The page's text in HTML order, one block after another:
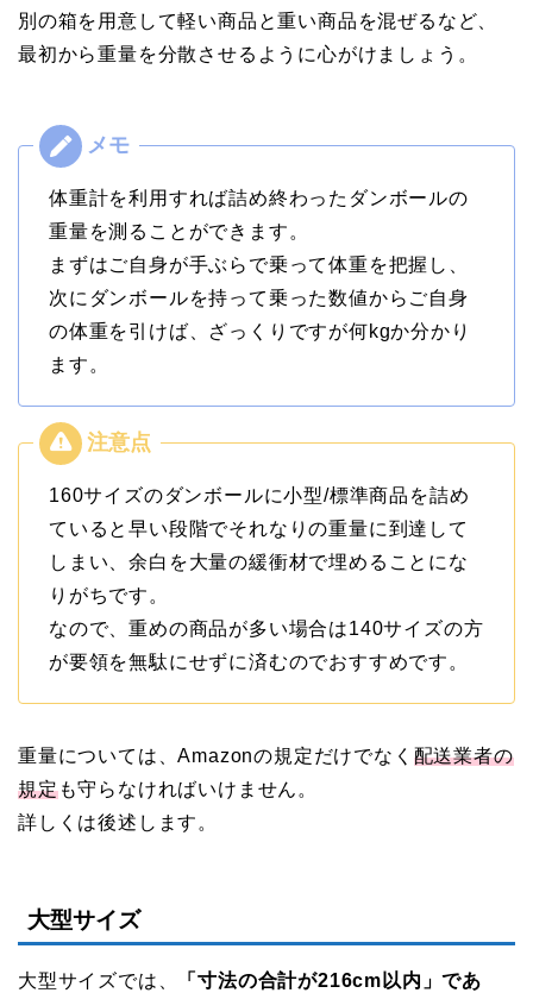
別の箱を用意して軽い商品と重い商品を混ぜるなど、
最初から重量を分散させるように心がけましょう。
体重計を利用すれば詰め終わったダンボールの
重量を測ることができます。
まずはご自身が手ぶらで乗って体重を把握し、
次にダンボールを持って乗った数値からご自身
の体重を引けば、ざっくりですが何kgか分かり
ます。
160サイズのダンボールに小型/標準商品を詰め
ていると早い段階でそれなりの重量に到達して
しまい、余白を大量の緩衝材で埋めることにな
りがちです。
なので、重めの商品が多い場合は140サイズの方
が要領を無駄にせずに済むのでおすすめです。
重量については、Amazonの規定だけでなく 配送業者の
規定も守らなければいけません。
詳しくは後述します。
大型サイズ
大型サイズでは、
「寸法の合計が216cm以内」であ